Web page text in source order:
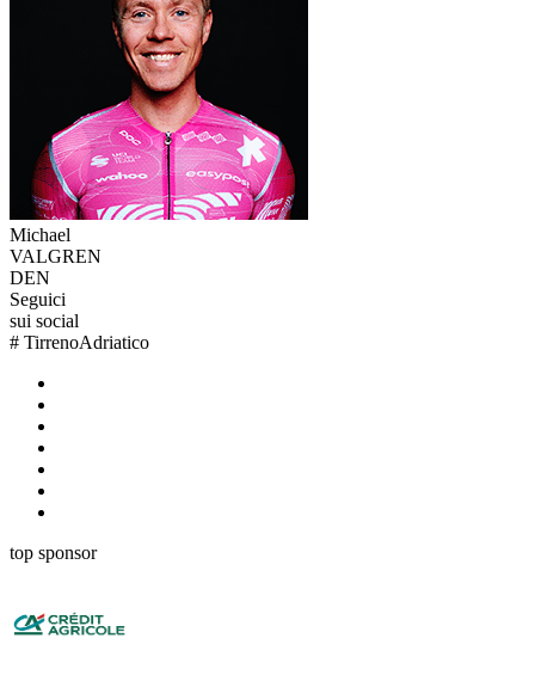
Michael
VALGREN
DEN
Seguici
sui social
# TirrenoAdriatico
top sponsor